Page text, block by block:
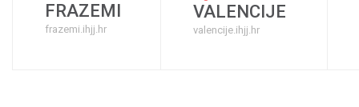
FRAZEMI
frazemi.ihjj.hr
VALENCIJE
valencije.ihjj.hr